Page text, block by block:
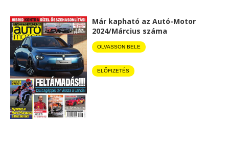
Már kapható az Autó-Motor
2024/Március száma
OLVASSON BELE
ELŐFIZETÉS